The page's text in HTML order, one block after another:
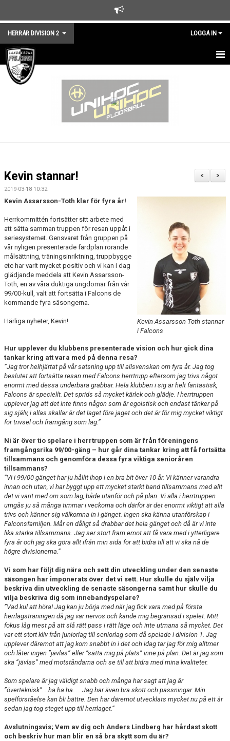
HERRAR DIVISION 2 LOGGA IN
HEM
KONTAKT
>
<
Kevin stannar!
2019-03-18 10:32
Kevin Assarsson-Toth stannar
i Falcons
Kevin Assarsson-Toth klar för fyra år!
Herrkommittén fortsätter sitt arbete med
att sätta samman truppen för resan uppåt i
seriesystemet. Gensvaret från gruppen på
vår nyligen presenterade färdplan rörande
målsättning, träningsinriktning, truppbygge
etc har varit mycket positiv och vi kan i dag
glädjande meddela att Kevin Assarsson-
Toth, en av våra duktiga ungdomar från vår
99/00-kull, valt att fortsätta i Falcons de
kommande fyra säsongerna.
Härliga nyheter, Kevin!
Hur upplever du klubbens presenterade vision och hur gick dina
tankar kring att vara med på denna resa?
”Jag tror helhjärtat på vår satsning upp till allsvenskan om fyra år. Jag tog
beslutet att fortsätta resan med Falcons herrtrupp eftersom jag trivs något
enormt med dessa underbara grabbar. Hela klubben i sig är helt fantastisk,
Falcons är speciellt. Det sprids så mycket kärlek och glädje. I herrtruppen
upplever jag att det inte finns någon som är egoistisk och endast tänker på
sig själv, i allas skallar är det laget före jaget och det är för mig mycket viktigt
för trivsel och framgång som lag.”
Ni är över tio spelare i herrtruppen som är från föreningens
framgångsrika 99/00-gäng – hur går dina tankar kring att få fortsätta
tillsammans och genomföra dessa fyra viktiga senioråren
tillsammans?
”Vi i 99/00-gänget har ju hållit ihop i en bra bit över 10 år. Vi känner varandra
innan och utan, vi har byggt upp ett mycket starkt band tillsammans med allt
det vi varit med om som lag, både utanför och på plan. Vi alla i herrtruppen
umgås ju så många timmar i veckorna och därför är det enormt viktigt att alla
trivs och känner sig välkomna in i gänget. Ingen ska känna utanförskap i
Falconsfamiljen. Mår en dåligt så drabbar det hela gänget och då är vi inte
lika starka tillsammans. Jag ser stort fram emot att få vara med i ytterligare
fyra år och jag ska göra allt ifrån min sida för att bidra till att vi ska nå de
högre divisionerna.”
Vi som har följt dig nära och sett din utveckling under den senaste
säsongen har imponerats över det vi sett. Hur skulle du själv vilja
beskriva din utveckling de senaste säsongerna samt hur skulle du
vilja beskriva dig som innebandyspelare?
”Vad kul att höra! Jag kan ju börja med när jag fick vara med på första
herrlagsträningen då jag var nervös och kände mig begränsad i spelet. Mitt
fokus låg mest på att slå rätt pass i rätt läge och inte utmana så mycket. Det
var ett stort kliv från juniorlag till seniorlag som då spelade i division 1. Jag
upplever däremot att jag kom snabbt in i det och idag tar jag för mig alltmer
och låter ingen ”jävlas” eller ”sätta mig på plats” inne på plan. Det är jag som
ska ”jävlas” med motståndarna och se till att bidra med mina kvaliteter.
Som spelare är jag väldigt snabb och många har sagt att jag är
”överteknisk”….ha ha ha….. Jag har även bra skott och passningar. Min
spelförståelse kan bli bättre. Den har däremot utvecklats mycket nu på ett år
sedan jag tog steget upp till herrlaget.”
Avslutningsvis; Vem av dig och Anders Lindberg har hårdast skott
och beskriv hur man blir en så bra skytt som du är?